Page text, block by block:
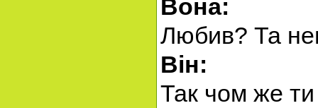
Вона:
Любив? Та
Він:
Так чом же